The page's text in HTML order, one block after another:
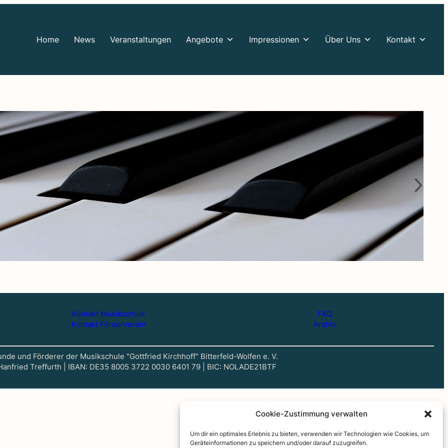
Cookie-Zustimmung verwalten
Um dir ein optimales Erlebnis zu bieten, verwenden wir Technologien wie Cookies, um
Geräteinformationen zu speichern und/oder darauf zuzugreifen.
Home News Ver­an­stal­tun­gen Ange­bo­te Impres­sio­nen Über Uns Kontakt
Kontakt Musikschule
Kontakt Förderverein
FAQ
Archiv
und Förderer der Musikschule "Gottfried Kirchhoff" Bitterfeld-Wolfen e. V.
Treffurth | IBAN: DE35 8005 3722 0030 6401 79 | BIC: NOLADE21BTF